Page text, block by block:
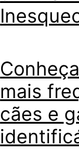
mais
cães e